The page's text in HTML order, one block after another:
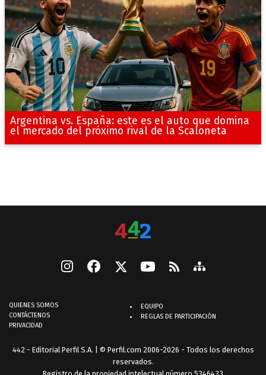
Argentina vs. España: este es el auto que domina
el mercado del próximo rival de la Scaloneta
QUIENES SOMOS
CONTÁCTENOS
PRIVACIDAD
EQUIPO
REGLAS DE PARTICIPACIÓN
442 - Editorial Perfil S.A. | © Perfil.com 2006-2026 - Todos los derechos
reservados.